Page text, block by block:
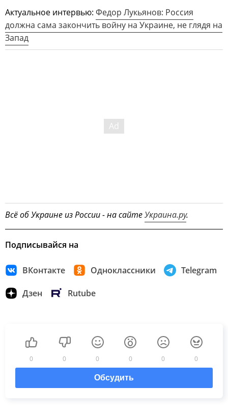
Актуальное интервью: Федор Лукьянов: Россия
должна сама закончить войну на Украине, не глядя на
Запад
Всё об Украине из России - на сайтеУкраина.ру.
Подписывайся на
ВКонтакте Одноклассники Telegram
Дзен Rutube
0 0 0 0 0 0
Обсудить